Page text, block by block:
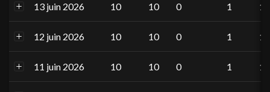
13 juin 2026 10 10 0 1 1
12 juin 2026 10 10 0 1 1
11 juin 2026 10 10 0 1 1